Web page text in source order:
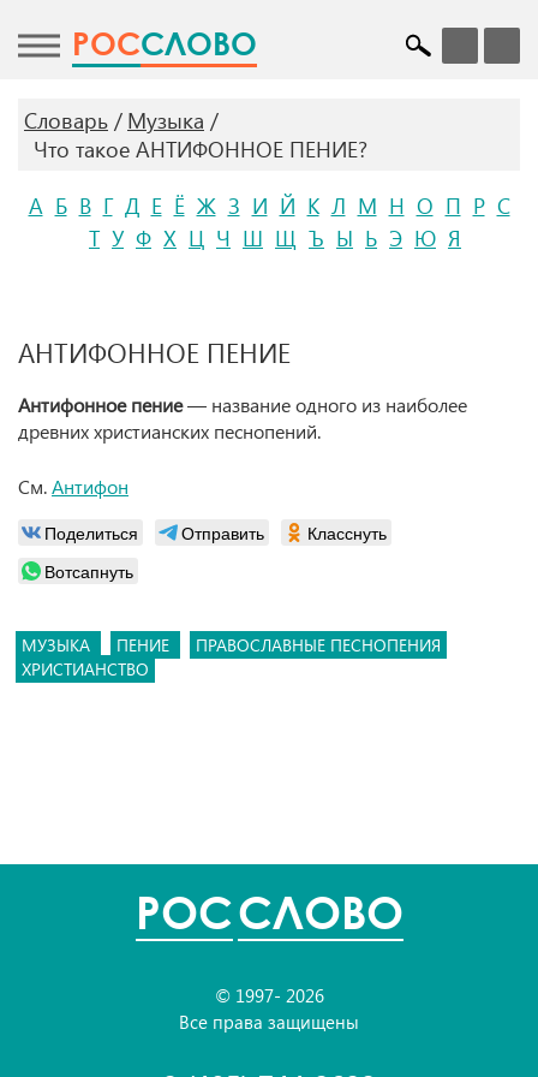
POCСЛОВО
Словарь
Музыка
Что такое АНТИФОННОЕ ПЕНИЕ?
А Б В Г Д Е Ё Ж З И Й К Л М Н О П Р С
Т У Ф Х Ц Ч Ш Щ Ъ Ы Ь Э Ю Я
АНТИФОННОЕ ПЕНИЕ
Антифонное пение— название одного из наиболее
древних христианских песнопений.
См.Антифон
Поделиться Отправить
Класснуть
Вотсапнуть
МУЗЫКА ПЕНИЕ
ПРАВОСЛАВНЫЕ ПЕСНОПЕНИЯ
ХРИСТИАНСТВО
POCСЛОВО
© 1997- 2026
Все права защищены